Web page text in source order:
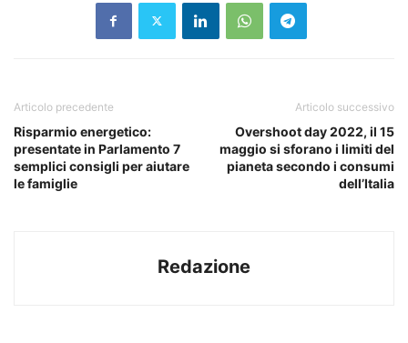
Articolo precedente
Risparmio energetico:
presentate in Parlamento 7
semplici consigli per aiutare
le famiglie
Articolo successivo
Overshoot day 2022, il 15
maggio si sforano i limiti del
pianeta secondo i consumi
dell’Italia
Redazione